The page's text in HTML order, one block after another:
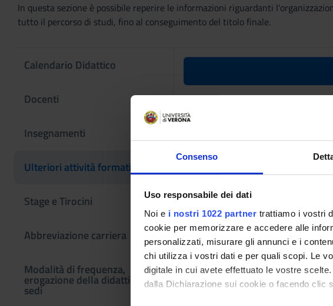
Consenso
Uso responsabile dei dati
Noi e i nostri 1022 partner trattiamo i vostri
cookie per memorizzare e accedere alle
personalizzati, misurare gli annunci e i
chi utilizza i vostri dati e per quali scopi. Le
digitale in cui avete effettuato le vostre
dalla Dichiarazione sui cookie o facendo clic
In questa sezione è possibile reperire le informazioni riguardanti
tutto il percorso di studi, fino al conseguimento del titolo finale.
Calendario Didattico
Docenti
Insegnamenti
Ulteriori attività formative
Stage e Tirocini
Abbreviazione carriera
Modalità di frequenza,
erogazione della didattica e
sedi
Key markets /
Codice insegnamento
4S012866
L'insegnamento è mutuato
magistrale in International